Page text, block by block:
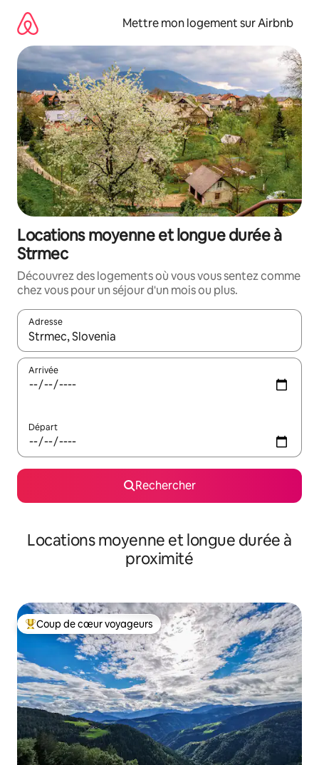
directement
contenu
Mettre mon logement sur Airbnb
Locations moyenne et longue durée à
Strmec
Découvrez des logements où vous vous sentez comme
chez vous pour un séjour d'un mois ou plus.
Adresse
Lorsque les résultats s'affichent, utilisez les flèches vers le
Arrivée
Départ
Rechercher
Locations moyenne et longue durée à
proximité
Coups de cœur voyageurs les plus appréciés
Coup de cœur voyageurs